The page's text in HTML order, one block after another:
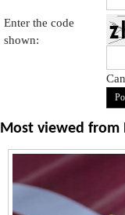
Enter the code
shown:
Most viewed from